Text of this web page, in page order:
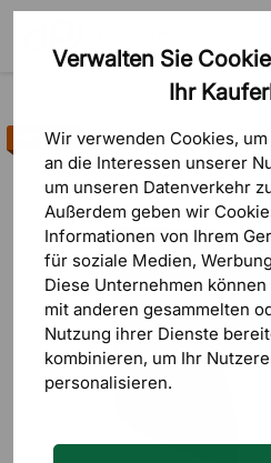
Verwalten Sie
Ihr
Wir verwenden Cookies,
an die Interessen unserer
um unseren Datenverkehr
Außerdem geben wir
Informationen von Ihrem
für soziale Medien,
Diese Unternehmen
mit anderen gesammelten
Nutzung ihrer Dienste
kombinieren, um Ihr
personalisieren.
Schallabsorber
Bestseller